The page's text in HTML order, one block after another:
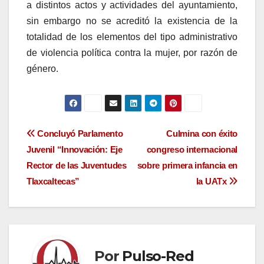
a distintos actos y actividades del ayuntamiento,
sin embargo no se acreditó la existencia de la
totalidad de los elementos del tipo administrativo
de violencia política contra la mujer, por razón de
género.
Navegación
de
entradas
Culmina con éxito
congreso internacional
sobre primera infancia en
la UATx
Concluyó Parlamento
Juvenil “Innovación: Eje
Rector de las Juventudes
Tlaxcaltecas”
Por Pulso-Red